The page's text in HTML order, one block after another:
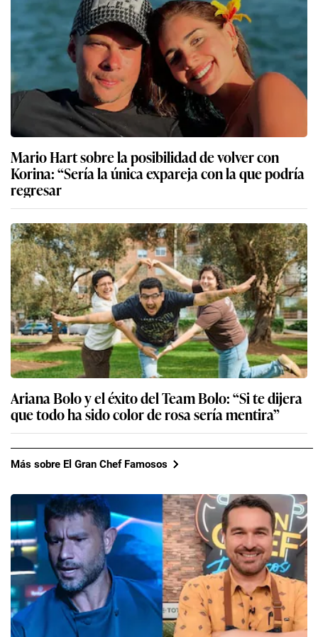
Mario Hart sobre la posibilidad de volver con
Korina: “Sería la única expareja con la que podría
regresar
Ariana Bolo y el éxito del Team Bolo: “Si te dijera
que todo ha sido color de rosa sería mentira”
Más sobre El Gran Chef Famosos